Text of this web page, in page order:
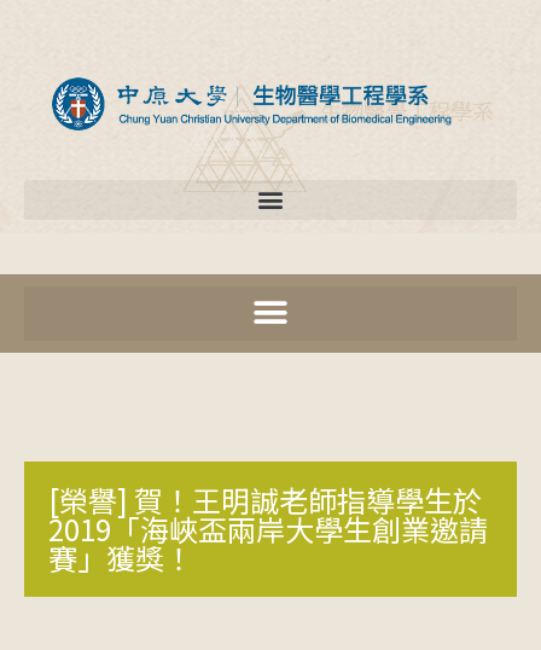
[榮譽] 賀！王明誠老師指導學生於
2019「海峽盃兩岸大學生創業邀請
賽」獲獎！